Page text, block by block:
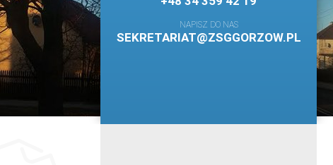
NAPISZ DO NAS
SEKRETARIAT@ZSGGORZOW.PL